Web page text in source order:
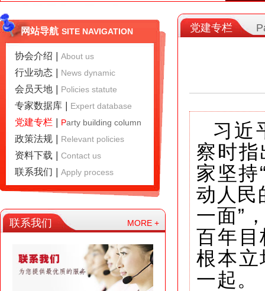
网站导航 SITE NAVIGATION
协会介绍 About us
行业动态 News dynamic
会员天地 Policies statute
专家数据库 Expert database
党建专栏 Party building column
政策法规 Relevant policies
资料下载 Contact us
联系我们 Apply process
联系我们 MORE +
党建专栏
习近
察时
家坚持
动人民
一面”
百年
根本
一起。